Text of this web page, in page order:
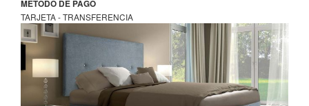
METODO DE PAGO
TARJETA - TRANSFERENCIA